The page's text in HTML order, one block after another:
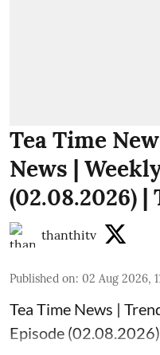
Tea Time
News |
(02.08.2026)
thanthitv
Published on: 02 Aug 2026,
Tea Time News |
Episode